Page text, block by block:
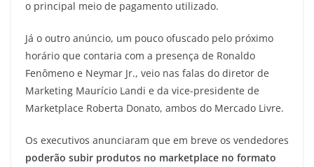
o principal meio de pagamento utilizado.
Já o outro anúncio, um pouco ofuscado pelo próximo
horário que contaria com a presença de Ronaldo
Fenômeno e Neymar Jr., veio nas falas do diretor de
Marketing Maurício Landi e da vice-presidente de
Marketplace Roberta Donato, ambos do Mercado Livre.
Os executivos anunciaram que em breve os vendedores
poderão subir produtos no marketplace no formato